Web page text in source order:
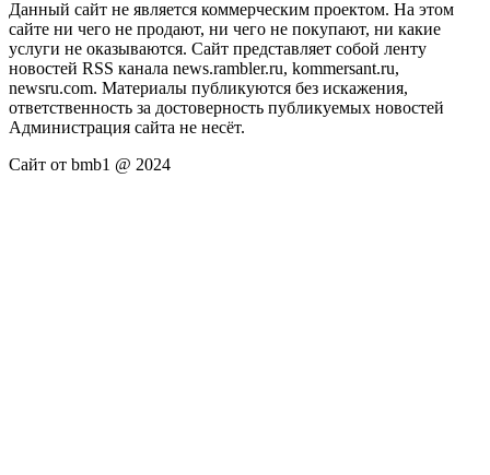
Данный сайт не является коммерческим проектом. На этом
сайте ни чего не продают, ни чего не покупают, ни какие
услуги не оказываются. Сайт представляет собой ленту
новостей RSS канала news.rambler.ru, kommersant.ru,
newsru.com. Материалы публикуются без искажения,
ответственность за достоверность публикуемых новостей
Администрация сайта не несёт.
Сайт от bmb1 @ 2024